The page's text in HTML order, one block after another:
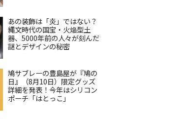
あの装飾は「炎」ではない？
縄文時代の国宝・火焔型土
器、5000年前の人々が刻んだ
謎とデザインの秘密
鳩サブレーの豊島屋が『鳩の
日』（8月10日）限定グッズ
詳細を発表！今年はシリコン
ポーチ「はとっこ」